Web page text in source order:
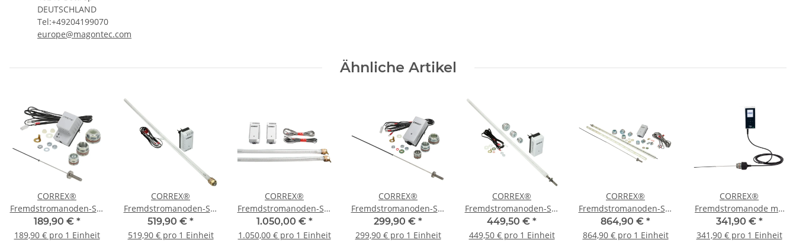
DEUTSCHLAND
Tel:+49204199070
europe@magontec.com
Ähnliche Artikel
CORREX®
Fremdstromanoden-Set
bis 300 Liter
Speichervolumen und 2
189,90 € *
189,90 € pro 1 Einheit
CORREX®
Fremdstromanoden-Set
bis 200 Liter
Speichervolumen und 2
519,90 € *
519,90 € pro 1 Einheit
CORREX®
Fremdstromanoden-Set
bis 800 Liter
Speichervolumen und 2
1.050,00 € *
1.050,00 € pro 1 Einheit
CORREX®
Fremdstromanoden-Set
bis 500 Liter
Speichervolumen und 2
299,90 € *
299,90 € pro 1 Einheit
CORREX®
Fremdstromanoden-Set
bis 800 Liter
Speichervolumen und 2
449,50 € *
449,50 € pro 1 Einheit
CORREX®
Fremdstromanoden-Set
bis 2.000 Liter
Speichervolumen und 2
864,90 € *
864,90 € pro 1 Einheit
CORREX®
Fremdstromanode mit
Display für Speicher bis
1000 L 60000500
341,90 € *
341,90 € pro 1 Einheit